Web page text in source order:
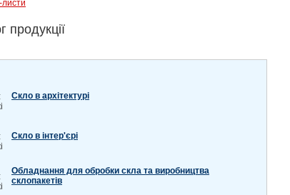
продукції
Скло в архітектурі
Скло в інтер'єрі
Обладнання для обробки скла та виробництва
склопакетів